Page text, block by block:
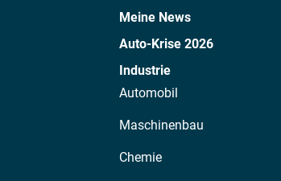
Meine News
Auto-Krise 2026
Industrie
Automobil
Maschinenbau
Chemie